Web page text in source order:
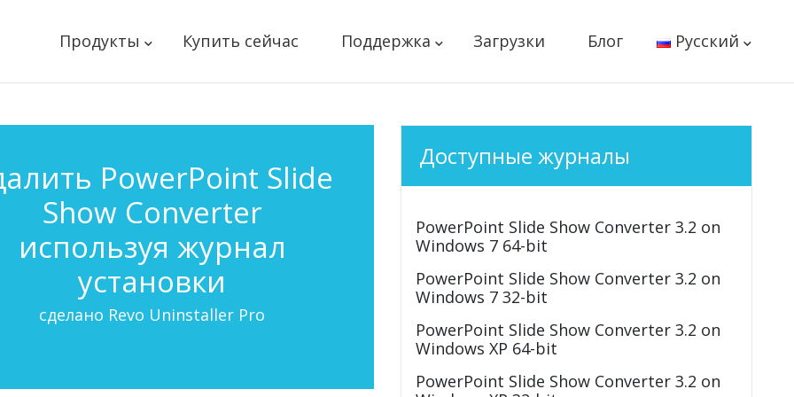
Продукты Купить сейчас Поддержка Загрузки Блог Русский
PowerPoint Slide
Show Converter
используя журнал
установки
сделано Revo Uninstaller Pro
Доступные журналы
PowerPoint Slide Show Converter 3.2 on
Windows 7 64-bit
PowerPoint Slide Show Converter 3.2 on
Windows 7 32-bit
PowerPoint Slide Show Converter 3.2 on
Windows XP 64-bit
PowerPoint Slide Show Converter 3.2 on